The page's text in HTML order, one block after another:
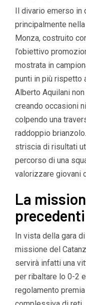
Il divario emerso in
principalmente
Monza, costruito
l’obiettivo
mostrata in
punti in più rispetto
Alberto Aquilani
creando occasioni
colpendo una
raddoppio
striscia di risultati
percorso di una
valorizzare giovani
La
In vista della gara
missione del
servirà infatti una
per ribaltare lo 0-2
regolamento